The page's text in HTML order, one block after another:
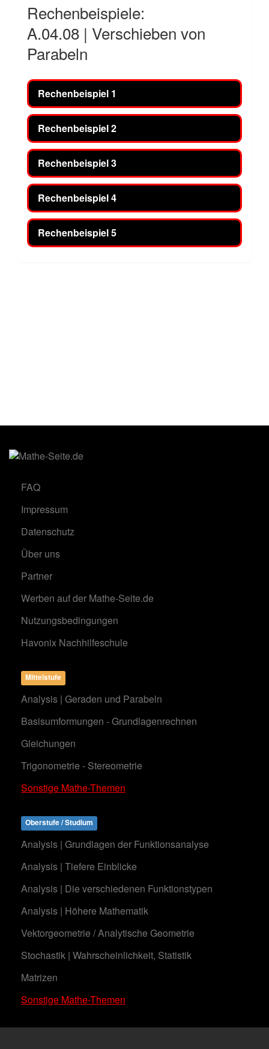
Rechenbeispiele:
A.04.08 | Verschieben von
Parabeln
Rechenbeispiel 1
Rechenbeispiel 2
Rechenbeispiel 3
Rechenbeispiel 4
Rechenbeispiel 5
FAQ
Impressum
Datenschutz
Über uns
Partner
Werben auf der Mathe-Seite.de
Nutzungsbedingungen
Havonix Nachhilfeschule
Mittelstufe
Analysis | Geraden und Parabeln
Basisumformungen - Grundlagenrechnen
Gleichungen
Trigonometrie - Stereometrie
Sonstige Mathe-Themen
Oberstufe / Studium
Analysis | Grundlagen der Funktionsanalyse
Analysis | Tiefere Einblicke
Analysis | Die verschiedenen Funktionstypen
Analysis | Höhere Mathematik
Vektorgeometrie / Analytische Geometrie
Stochastik | Wahrscheinlichkeit, Statistik
Matrizen
Sonstige Mathe-Themen